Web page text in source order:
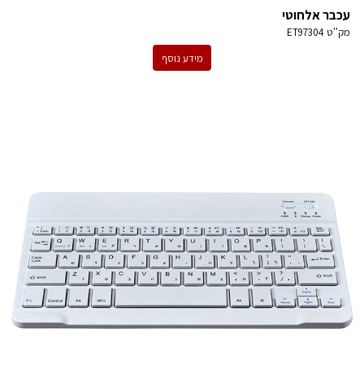
עכבר אלחוטי
מק''טET97304
מידע נוסף